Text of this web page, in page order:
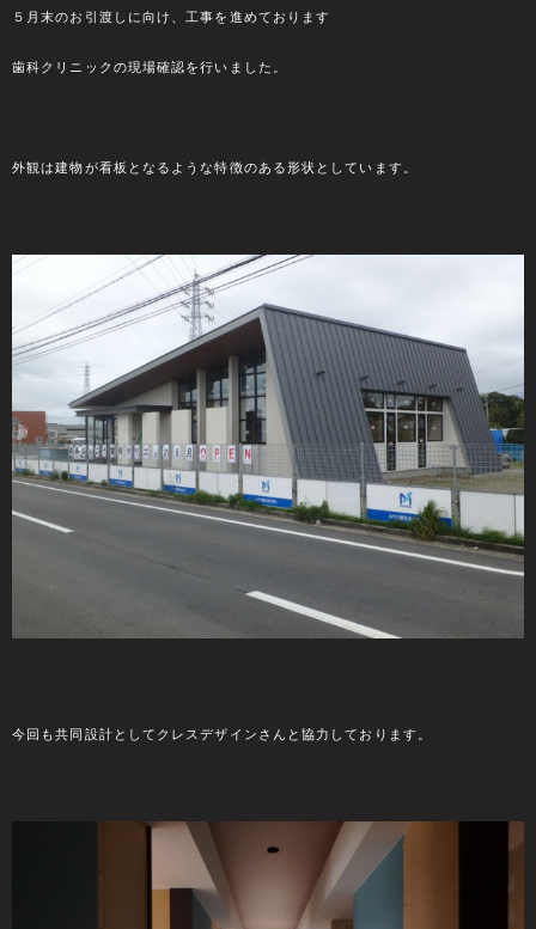
５月末のお引渡しに向け、工事を進めております
歯科クリニックの現場確認を行いました。
外観は建物が看板となるような特徴のある形状としています。
今回も共同設計としてクレスデザインさんと協力しております。